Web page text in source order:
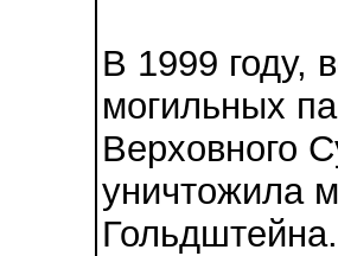
В 1999 году,
могильных
Верховного
уничтожила
Гольдштейна.